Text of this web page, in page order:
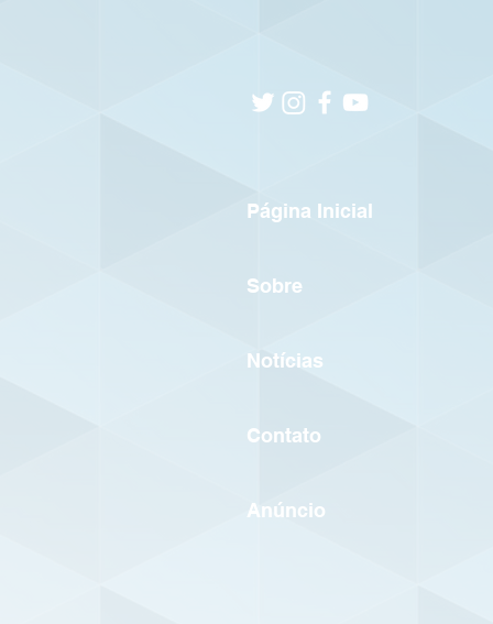
Página Inicial
Sobre
Notícias
Contato
Anúncio